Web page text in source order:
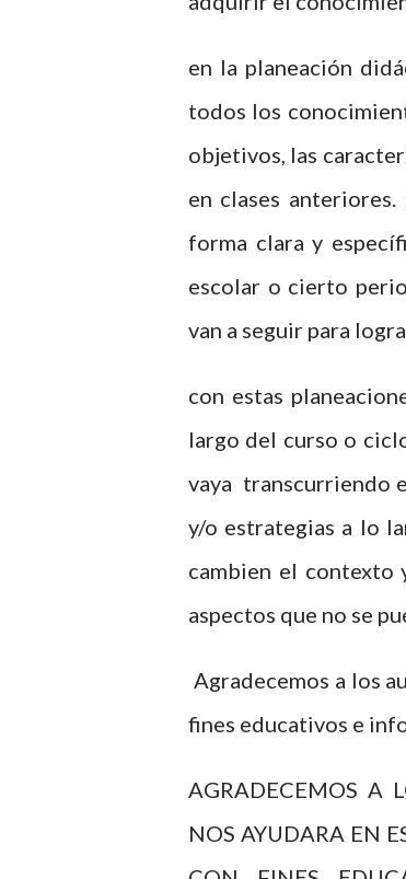
en la planeación
todos los
objetivos, las
en clases
forma clara y
escolar o cierto
van a seguir para
con estas
largo del curso o
vaya transcurriendo
y/o estrategias a lo
cambien el contexto
aspectos que no se
Agradecemos a los
fines educativos e
AGRADECEMOS A
NOS AYUDARA EN